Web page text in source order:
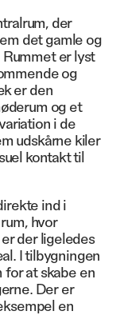
der
det gamle og
er lyst
og
er den
og et
i de
udskårne kiler
kontakt til
ind i
hvor
der ligeledes
I tilbygningen
at skabe en
Der er
en